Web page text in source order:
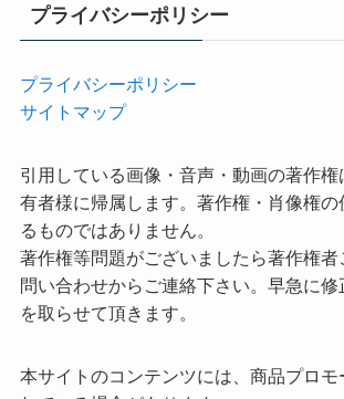
プライバシーポリシー
プライバシーポリシー
サイトマップ
引用している画像・音声・動画の著作
有者様に帰属します。著作権・肖像権の
るものではありません。
著作権等問題がございましたら著作権者
問い合わせからご連絡下さい。早急に
を取らせて頂きます。
本サイトのコンテンツには、商品プロモ